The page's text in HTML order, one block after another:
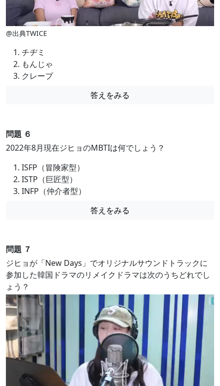
@出典TWICE
チヂミ
もんじゃ
クレープ
答えをみる
問題 ６
2022年8月現在ジヒョのMBTIは何でしょう？
ISFP（冒険家型）
ISTP（巨匠型）
INFP（仲介者型）
答えをみる
問題 ７
ジヒョが「New Days」でオリジナルサウンドトラックに
参加した韓国ドラマのリメイクドラマは次のうちどれでし
ょう？